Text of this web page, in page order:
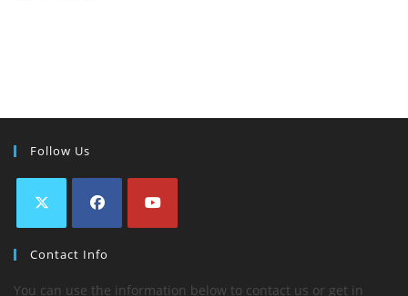
Follow Us
Contact Info
You can use the information below to contact us or get in